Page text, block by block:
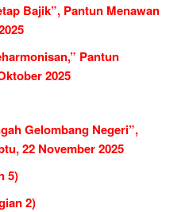
Bajik”, Pantun Menawan
Pantun
2025
Gelombang Negeri”,
22 November 2025
5)
2)